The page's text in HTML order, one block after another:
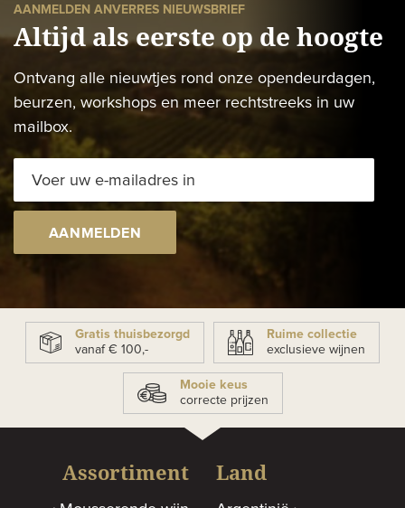
AANMELDEN ANVERRES NIEUWSBRIEF
Altijd als eerste op de hoogte
Ontvang alle nieuwtjes rond onze opendeurdagen,
beurzen, workshops en meer rechtstreeks in uw
mailbox.
AANMELDEN
Gratis thuisbezorgd
vanaf € 100,-
Ruime collectie
exclusieve wijnen
Mooie keus
correcte prijzen
Assortiment Land